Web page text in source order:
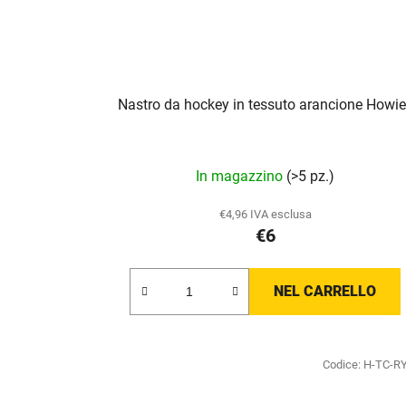
Nastro da hockey in tessuto arancione
In magazzino (>5 pz.)
€4,96 IVA esclusa
€6
NEL CARRELLO
Codice: H-TC-